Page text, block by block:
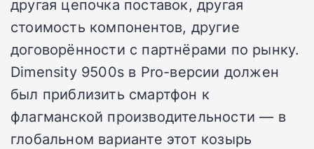
стоимость компонентов, другие
договорённости с партнёрами по рынку.
Dimensity 9500s в Pro-версии должен
был приблизить смартфон к
флагманской производительности — в
глобальном варианте этот козырь